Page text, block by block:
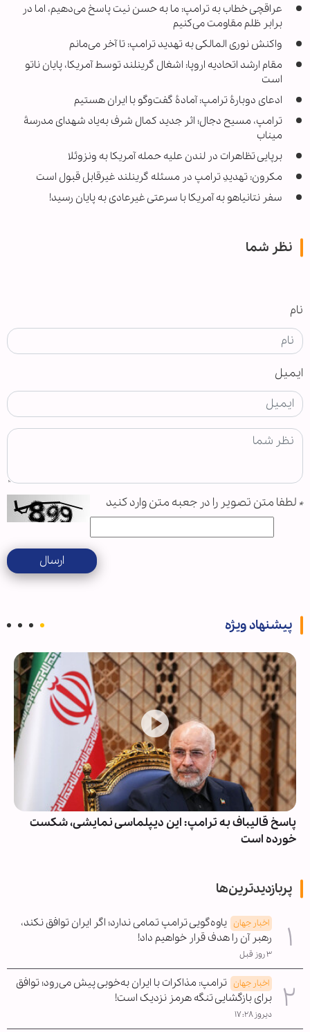
عراقچی خطاب به ترامپ: ما به حسن نیت پاسخ می‌دهیم، اما در
برابر ظلم مقاومت می‌کنیم
واکنش نوری المالکی به تهدید ترامپ: تا آخر می‌مانم
مقام ارشد اتحادیه اروپا: اشغال گرینلند توسط آمریکا، پایان ناتو
است
ادعای دوبارۀ ترامپ: آمادۀ گفت‌وگو با ایران هستیم
ترامپ، مسیح دجال؛ اثر جدید کمال شرف به‌یاد شهدای مدرسۀ
میناب
برپایی تظاهرات در لندن علیه حمله آمریکا به ونزوئلا
مکرون: تهدیدِ ترامپ در مسئله گرینلند غیرقابل قبول است
سفر نتانیاهو به آمریکا با سرعتی غیرعادی به پایان رسید!
نظر شما
نام
ایمیل
* لطفا متن تصویر را در جعبه متن وارد کنید
ارسال
پیشنهاد ویژه
پاسخ قالیباف به ترامپ: این دیپلماسی نمایشی، شکست
خورده است
پربازدیدترین‌ها
اخبار جهان یاوه‌گویی ترامپ تمامی ندارد؛ اگر ایران توافق نکند،
رهبر آن را هدف قرار خواهیم داد!
۳ روز قبل
اخبار جهان ترامپ: مذاکرات با ایران به‌خوبی پیش می‌رود؛ توافق
برای بازگشایی تنگه هرمز نزدیک است!
دیروز ۱۷:۲۸